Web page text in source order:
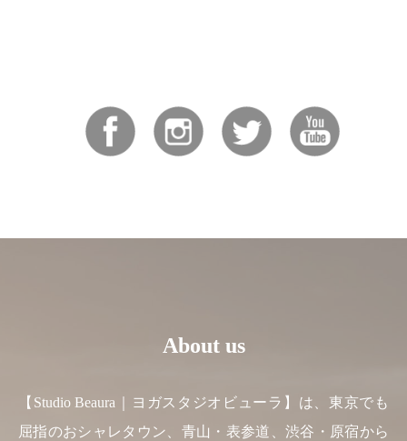
About us
【Studio Beaura｜ヨガスタジオビューラ】は、東京でも
屈指のおシャレタウン、青山・表参道、渋谷・原宿から